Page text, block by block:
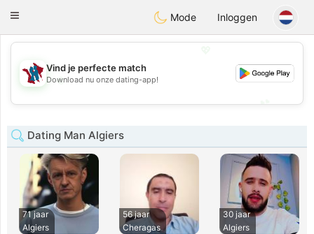
Taimerais
Toggle
Mode Inloggen
💖
💕
Vind je perfecte match
Download nu onze dating-app!
Dating Man Algiers
71 jaar
Algiers
56 jaar
Cheragas
30 jaar
Algiers